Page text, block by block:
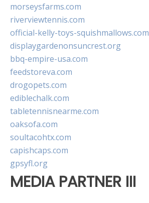
morseysfarms.com
riverviewtennis.com
official-kelly-toys-squishmallows.com
displaygardenonsuncrest.org
bbq-empire-usa.com
feedstoreva.com
drogopets.com
ediblechalk.com
tabletennisnearme.com
oaksofa.com
soultacohtx.com
capishcaps.com
gpsyfl.org
MEDIA PARTNER III